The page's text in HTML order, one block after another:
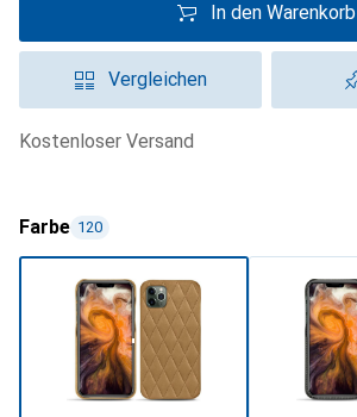
In den Warenkorb
Vergleichen
kostenloser Versand
Farbe 120